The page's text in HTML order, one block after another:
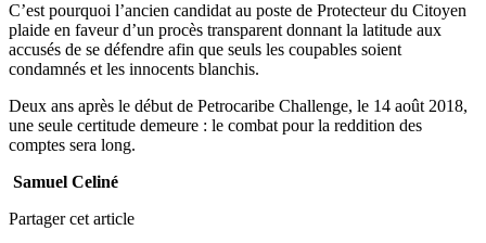
C’est pourquoi l’ancien candidat au poste de Protecteur du Citoyen
plaide en faveur d’un procès transparent donnant la latitude aux
accusés de se défendre afin que seuls les coupables soient
condamnés et les innocents blanchis.
Deux ans après le début de Petrocaribe Challenge, le 14 août 2018,
une seule certitude demeure : le combat pour la reddition des
comptes sera long.
Samuel Celiné
Partager cet article